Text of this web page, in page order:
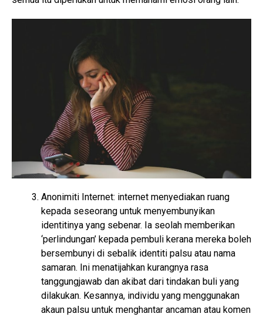
Anonimiti Internet: internet menyediakan ruang
kepada seseorang untuk menyembunyikan
identitinya yang sebenar. Ia seolah memberikan
‘perlindungan’ kepada pembuli kerana mereka boleh
bersembunyi di sebalik identiti palsu atau nama
samaran. Ini menatijahkan kurangnya rasa
tanggungjawab dan akibat dari tindakan buli yang
dilakukan. Kesannya, individu yang menggunakan
akaun palsu untuk menghantar ancaman atau komen